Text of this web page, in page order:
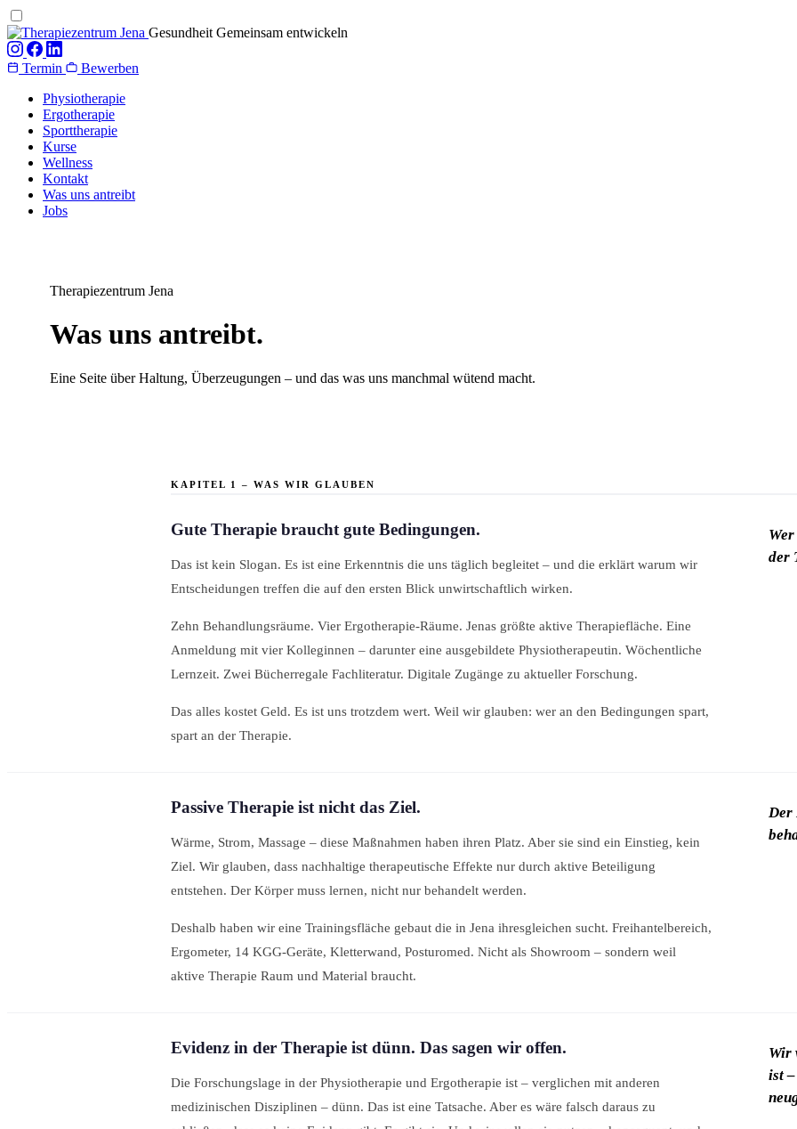
Gesundheit Gemeinsam entwickeln
Termin
Bewerben
Physiotherapie
Ergotherapie
Sporttherapie
Kurse
Wellness
Kontakt
Was uns antreibt
Jobs
Therapiezentrum Jena
Was uns antreibt.
Eine Seite über Haltung, Überzeugungen – und das was uns manchmal wütend macht.
KAPITEL 1 – WAS WIR GLAUBEN
Gute Therapie braucht gute Bedingungen.
Das ist kein Slogan. Es ist eine Erkenntnis die uns täglich begleitet – und die erklärt warum wir
Entscheidungen treffen die auf den ersten Blick unwirtschaftlich wirken.
Zehn Behandlungsräume. Vier Ergotherapie-Räume. Jenas größte aktive Therapiefläche. Eine
Anmeldung mit vier Kolleginnen – darunter eine ausgebildete Physiotherapeutin. Wöchentliche
Lernzeit. Zwei Bücherregale Fachliteratur. Digitale Zugänge zu aktueller Forschung.
Das alles kostet Geld. Es ist uns trotzdem wert. Weil wir glauben: wer an den Bedingungen spart,
spart an der Therapie.
der
Passive Therapie ist nicht das Ziel.
Wärme, Strom, Massage – diese Maßnahmen haben ihren Platz. Aber sie sind ein Einstieg, kein
Ziel. Wir glauben, dass nachhaltige therapeutische Effekte nur durch aktive Beteiligung
entstehen. Der Körper muss lernen, nicht nur behandelt werden.
Deshalb haben wir eine Trainingsfläche gebaut die in Jena ihresgleichen sucht. Freihantelbereich,
Ergometer, 14 KGG-Geräte, Kletterwand, Posturomed. Nicht als Showroom – sondern weil
aktive Therapie Raum und Material braucht.
Der
Evidenz in der Therapie ist dünn. Das sagen wir offen.
Die Forschungslage in der Physiotherapie und Ergotherapie ist – verglichen mit anderen
medizinischen Disziplinen – dünn. Das ist eine Tatsache. Aber es wäre falsch daraus zu
Wir
ist